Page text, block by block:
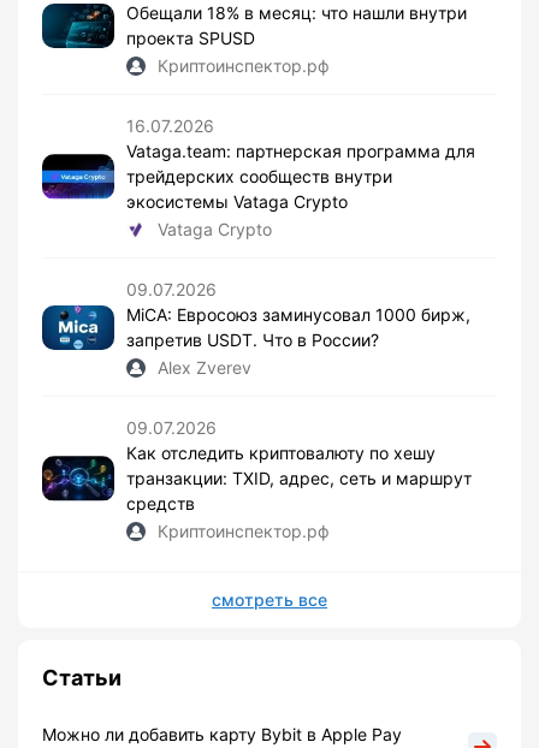
Обещали 18% в месяц: что нашли внутри
проекта SPUSD
Криптоинспектор.рф
16.07.2026
Vataga.team: партнерская программа для
трейдерских сообществ внутри
экосистемы Vataga Crypto
Vataga Crypto
09.07.2026
MiCA: Евросоюз заминусовал 1000 бирж,
запретив USDT. Что в России?
Alex Zverev
09.07.2026
Как отследить криптовалюту по хешу
транзакции: TXID, адрес, сеть и маршрут
средств
Криптоинспектор.рф
смотреть все
Статьи
Можно ли добавить карту Bybit в Apple Pay